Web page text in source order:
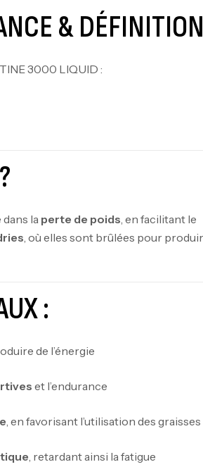
& DÉFINITION
3000 LIQUID :
la perte de poids , en facilitant le
, où elles sont brûlées pour
:
de l’énergie
et l’endurance
, en favorisant l’utilisation des graisses
, retardant ainsi la fatigue